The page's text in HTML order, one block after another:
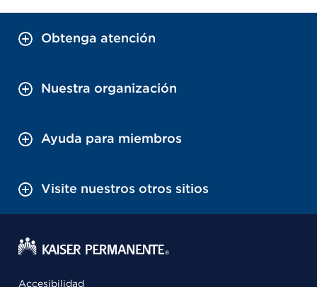
Obtenga atención
Nuestra organización
Ayuda para miembros
Visite nuestros otros sitios
Accesibilidad